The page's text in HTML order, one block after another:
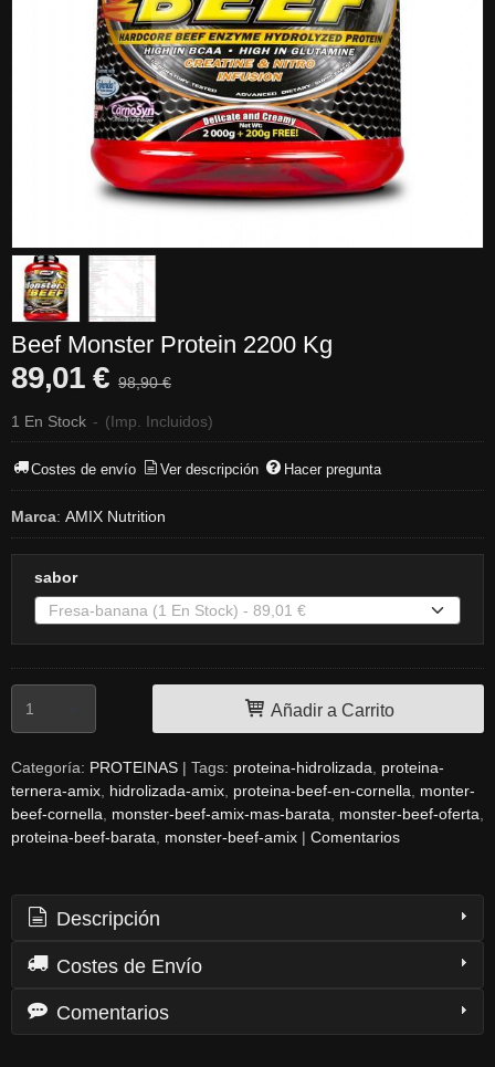
Beef Monster Protein 2200 Kg
89,01 € 98,90 €
1 En Stock - (Imp. Incluidos)
Costes de envío Ver descripción Hacer pregunta
Marca: AMIX Nutrition
sabor
Añadir a Carrito
Categoría: PROTEINAS | Tags: proteina-hidrolizada
proteina-
ternera-amix hidrolizada-amix proteina-beef-en-cornella
monter-
beef-cornella
monster-beef-amix-mas-barata
monster-beef-oferta
proteina-beef-barata
monster-beef-amix | Comentarios
Descripción
Costes de Envío
Comentarios